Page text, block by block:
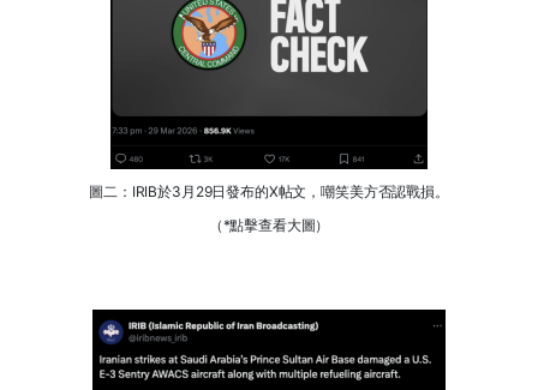
圖二：IRIB於3月29日發布的X帖文，嘲笑美方否認戰損。
（*點擊查看大圖）